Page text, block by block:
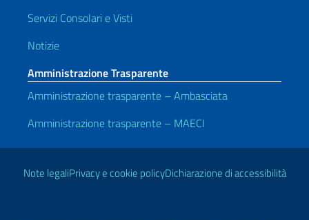
Servizi Consolari e Visti
Notizie
Amministrazione Trasparente
Amministrazione trasparente – Ambasciata
Amministrazione trasparente – MAECI
Link Utili
Note legaliPrivacy e cookie policyDichiarazione di accessibilità